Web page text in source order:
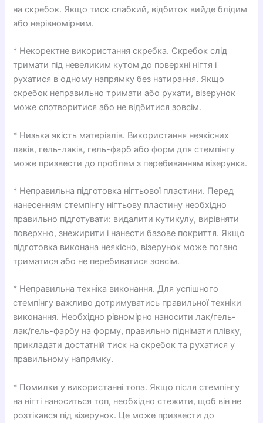
на скребок. Якщо тиск слабкий, відбиток вийде блідим
або нерівномірним.
* Некоректне використання скребка. Скребок слід
тримати під невеликим кутом до поверхні нігтя і
рухатися в одному напрямку без натирання. Якщо
скребок неправильно тримати або рухати, візерунок
може спотворитися або не відбитися зовсім.
* Низька якість матеріалів. Використання неякісних
лаків, гель-лаків, гель-фарб або форм для стемпінгу
може призвести до проблем з перебиванням візерунка.
* Неправильна підготовка нігтьової пластини. Перед
нанесенням стемпінгу нігтьову пластину необхідно
правильно підготувати: видалити кутикулу, вирівняти
поверхню, знежирити і нанести базове покриття. Якщо
підготовка виконана неякісно, ​​візерунок може погано
триматися або не перебиватися зовсім.
* Неправильна техніка виконання. Для успішного
стемпінгу важливо дотримуватись правильної техніки
виконання. Необхідно рівномірно наносити лак/гель-
лак/гель-фарбу на форму, правильно піднімати плівку,
прикладати достатній тиск на скребок та рухатися у
правильному напрямку.
* Помилки у використанні топа. Якщо після стемпінгу
на нігті наноситься топ, необхідно стежити, щоб він не
розтікався під візерунок. Це може призвести до